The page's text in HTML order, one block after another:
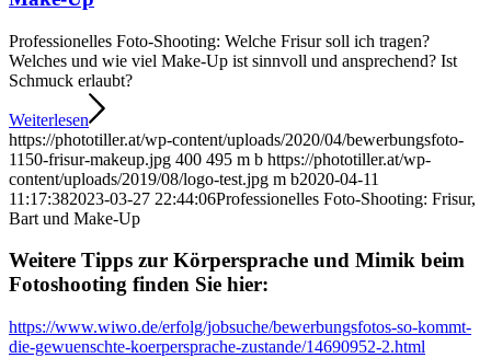
Professionelles Foto-Shooting: Welche Frisur soll ich tragen?
Welches und wie viel Make-Up ist sinnvoll und ansprechend? Ist
Schmuck erlaubt?
Weiterlesen
https://phototiller.at/wp-content/uploads/2020/04/bewerbungsfoto-
1150-frisur-makeup.jpg 400 495 m b https://phototiller.at/wp-
content/uploads/2019/08/logo-test.jpg m b2020-04-11
11:17:382023-03-27 22:44:06Professionelles Foto-Shooting: Frisur,
Bart und Make-Up
Weitere Tipps zur Körpersprache und Mimik beim
Fotoshooting finden Sie hier:
https://www.wiwo.de/erfolg/jobsuche/bewerbungsfotos-so-kommt-
die-gewuenschte-koerpersprache-zustande/14690952-2.html